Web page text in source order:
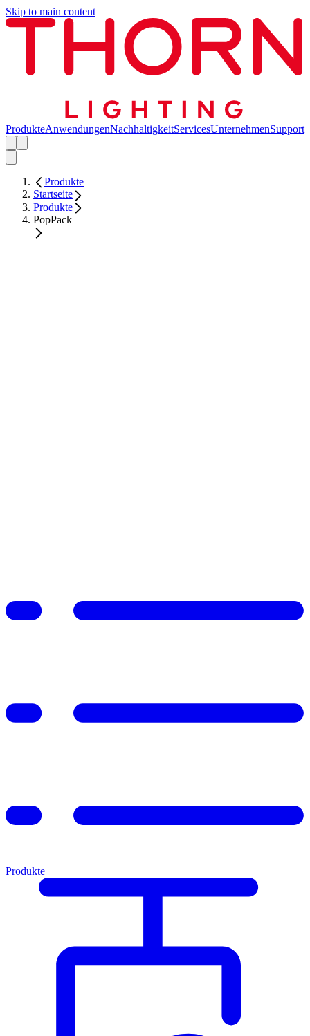
Skip to main content
ProdukteAnwendungenNachhaltigkeitServicesUnternehmenSupport
Produkte
Startseite
Produkte
PopPack
Produkte